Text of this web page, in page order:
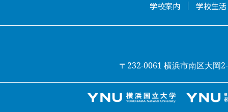
学校案内 学校生活
〒232-0061 横浜市南区大